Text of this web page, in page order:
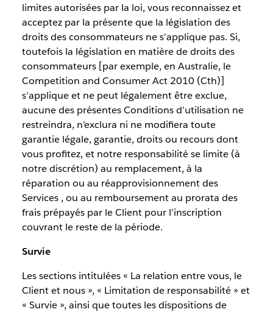
limites autorisées par la loi, vous reconnaissez et
acceptez par la présente que la législation des
droits des consommateurs ne s’applique pas. Si,
toutefois la législation en matière de droits des
consommateurs [par exemple, en Australie, le
Competition and Consumer Act 2010 (Cth)]
s’applique et ne peut légalement être exclue,
aucune des présentes Conditions d’utilisation ne
restreindra, n’exclura ni ne modifiera toute
garantie légale, garantie, droits ou recours dont
vous profitez, et notre responsabilité se limite (à
notre discrétion) au remplacement, à la
réparation ou au réapprovisionnement des
Services , ou au remboursement au prorata des
frais prépayés par le Client pour l’inscription
couvrant le reste de la période.
Survie
Les sections intitulées « La relation entre vous, le
Client et nous », « Limitation de responsabilité » et
« Survie », ainsi que toutes les dispositions de